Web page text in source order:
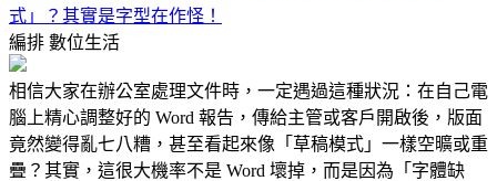
式」？其實是字型在作怪！
編排 數位生活
相信大家在辦公室處理文件時，一定遇過這種狀況：在自己電
腦上精心調整好的 Word 報告，傳給主管或客戶開啟後，版面
竟然變得亂七八糟，甚至看起來像「草稿模式」一樣空曠或重
疊？其實，這很大機率不是 Word 壞掉，而是因為「字體缺